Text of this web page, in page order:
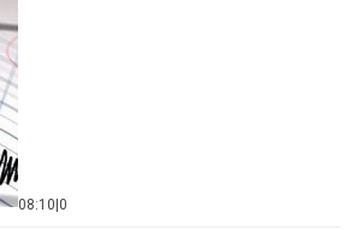
08:10 0